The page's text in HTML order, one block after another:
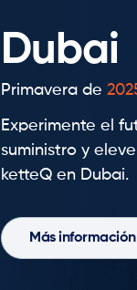
Dubai
Primavera de
Experimente el
suministro y
ketteQ en Dubai.
Más información